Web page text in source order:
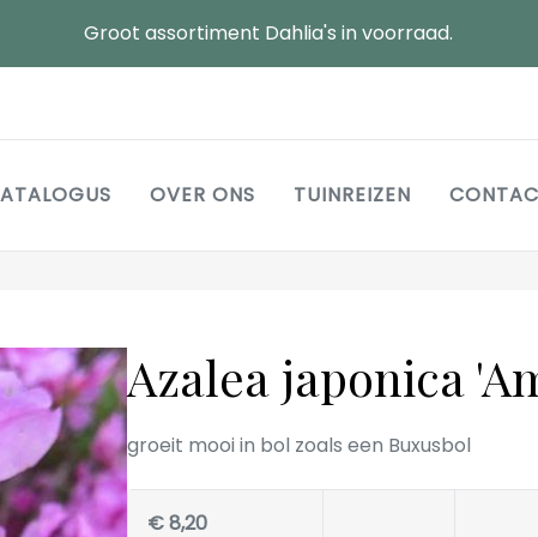
Groot assortiment Dahlia's in voorraad.
Main
OVER ONS TUINREIZEN
Azalea japonica
groeit mooi in bol zoals een Buxusbol
€ 8,20